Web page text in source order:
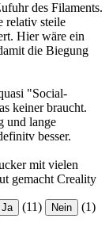
des Filaments.
relativ steile
Hier wäre ein
die Biegung
"Social-
keiner braucht.
und lange
besser.
mit vielen
gemacht Creality
Ja (11) Nein (1)